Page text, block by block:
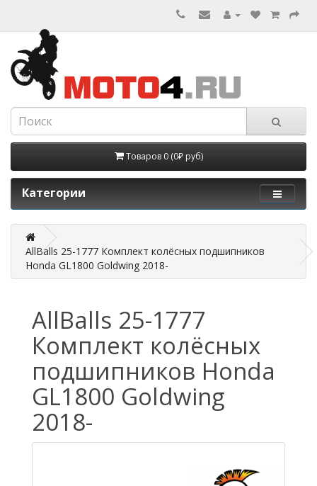
Товаров 0 (0₽ руб)
Категории
AllBalls 25-1777 Комплект колёсных подшипников
Honda GL1800 Goldwing 2018-
AllBalls 25-1777
Комплект колёсных
подшипников Honda
GL1800 Goldwing
2018-